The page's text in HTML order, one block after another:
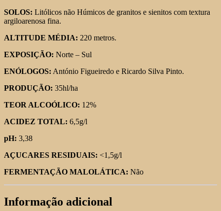
SOLOS: Litólicos não Húmicos de granitos e sienitos com textura
argiloarenosa fina.
ALTITUDE MÉDIA: 220 metros.
EXPOSIÇÃO: Norte – Sul
ENÓLOGOS: António Figueiredo e Ricardo Silva Pinto.
PRODUÇÃO: 35hl/ha
TEOR ALCOÓLICO: 12%
ACIDEZ TOTAL: 6,5g/l
pH: 3,38
AÇUCARES RESIDUAIS: <1,5g/l
FERMENTAÇÃO MALOLÁTICA: Não
Informação adicional